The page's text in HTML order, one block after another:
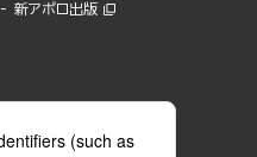
新アポロ出版